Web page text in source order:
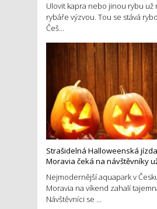
Ulovit kapra nebo jinou rybu už
rybáře výzvou. Tou se stává
Češ...
Strašidelná Halloweenská
Moravia čeká na návštěvníky
Nejmodernější aquapark v
Moravia na víkend zahalí
Návštěvníci se ...